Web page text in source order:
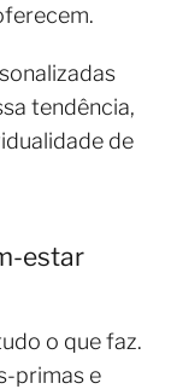
tendência,
de
estar
o que faz.
primas e